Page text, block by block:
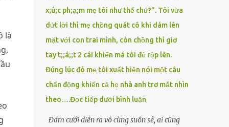
là
x;ú;c ph;ạ;m mẹ tôi như thế chứ?”. Tôi vừa
dứt lời thì mẹ chồng quát cô khi dám lên
mặt với con trai mình, còn chồng thì giơ
tay t;;á;;t 2 cái khiến má tôi đỏ rộp lên.
Đúng lúc đó mẹ tôi xuất hiện nói một câu
chấn động khiến cả họ nhà anh trơ mắt nhìn
theo….Đọc tiếp dưới bình luận
Đám cưới diễn ra vô cùng suôn sẻ, ai cũng